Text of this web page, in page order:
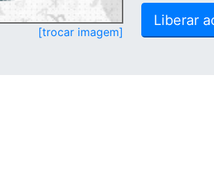
[trocar imagem]